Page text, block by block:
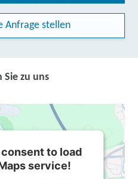
Anfrage stellen
Sie zu uns
to load
service!